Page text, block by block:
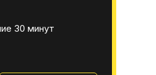
30 минут